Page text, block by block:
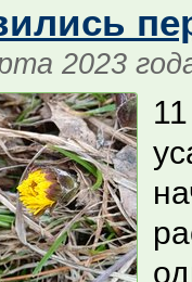
2023